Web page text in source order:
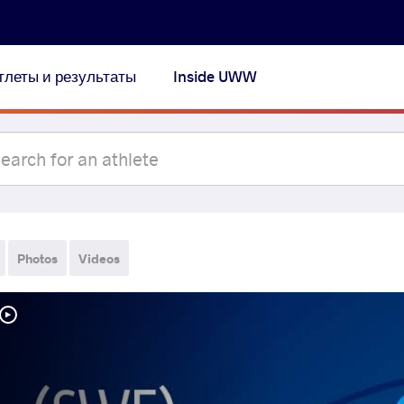
и результаты Inside UWW
Photos Videos